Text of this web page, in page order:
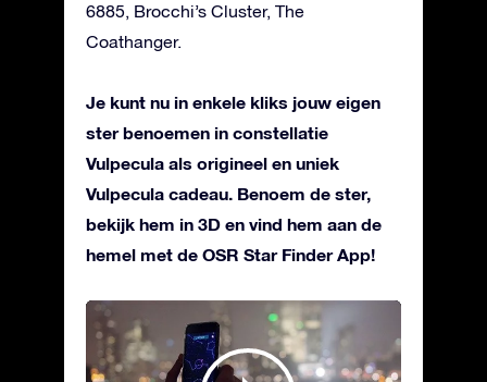
6885, Brocchi’s Cluster, The
Coathanger.
Je kunt nu in enkele kliks jouw eigen
ster benoemen in constellatie
Vulpecula als origineel en uniek
Vulpecula cadeau. Benoem de ster,
bekijk hem in 3D en vind hem aan de
hemel met de OSR Star Finder App!